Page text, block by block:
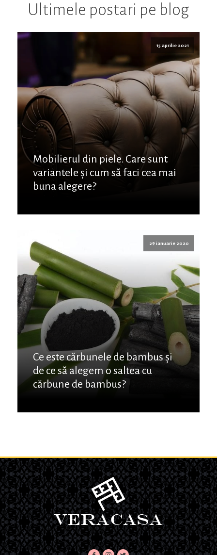
Ultimele postari pe blog
15 aprilie 2021
Mobilierul din piele. Care sunt
variantele și cum să faci cea mai
buna alegere?
29 ianuarie 2020
Ce este cărbunele de bambus și
de ce să alegem o saltea cu
cărbune de bambus?